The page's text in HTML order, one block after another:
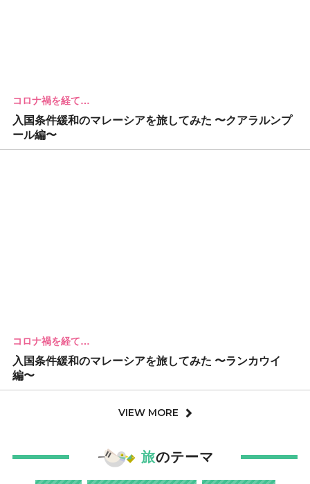
コロナ禍を経て…
入国条件緩和のマレーシアを旅してみた 〜クアラルンプ
ール編〜
コロナ禍を経て…
入国条件緩和のマレーシアを旅してみた 〜ランカウイ
編〜
VIEW MORE
旅のテーマ